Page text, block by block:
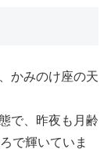
かみのけ座の天
で、昨夜も月齢
で輝いていま